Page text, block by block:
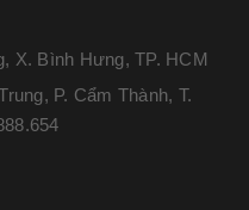
X. Bình Hưng, TP. HCM
P. Cẩm Thành, T.